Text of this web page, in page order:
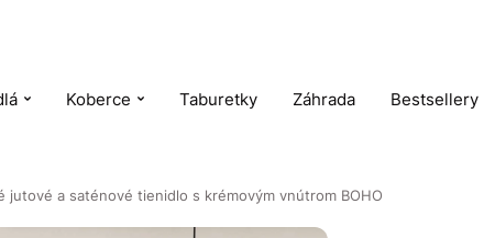
Koberce Taburetky Záhrada Bestsellery
jutové a saténové tienidlo s krémovým vnútrom BOHO